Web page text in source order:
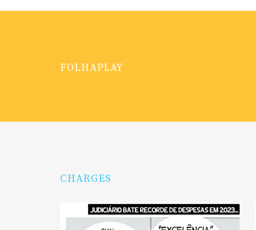
FOLHAPLAY
CHARGES